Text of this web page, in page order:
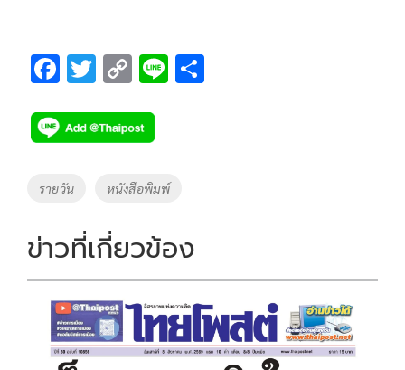
F
e
b
o
k
T
tt
er
C
p
y
Li
k
Li
Tags
รายวัน หนังสือพิมพ์
ข่าวที่เกี่ยวข้อง